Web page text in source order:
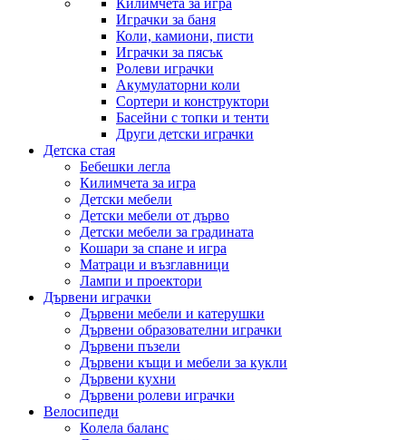
Килимчета за игра
Играчки за баня
Коли, камиони, писти
Играчки за пясък
Ролеви играчки
Акумулаторни коли
Сортери и конструктори
Басейни с топки и тенти
Други детски играчки
Детска стая
Бебешки легла
Килимчета за игра
Детски мебели
Детски мебели от дърво
Детски мебели за градината
Кошари за спане и игра
Матраци и възглавници
Лампи и проектори
Дървени играчки
Дървени мебели и катерушки
Дървени образователни играчки
Дървени пъзели
Дървени къщи и мебели за кукли
Дървени кухни
Дървени ролеви играчки
Велосипеди
Колела баланс